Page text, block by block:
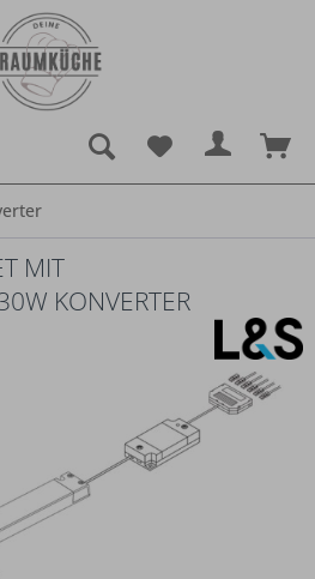
MIT
KONVERTER